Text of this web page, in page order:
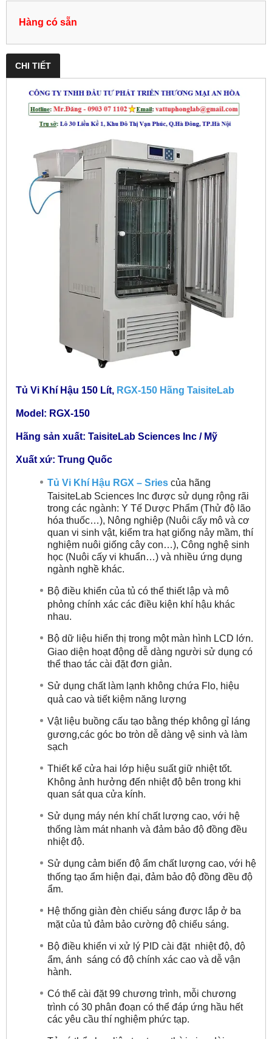
Hàng có sẵn
CHI TIẾT
Tủ Vi Khí Hậu 150 Lít, RGX-150 Hãng TaisiteLab
Model: RGX-150
Hãng sản xuất: TaisiteLab Sciences Inc / Mỹ
Xuất xứ: Trung Quốc
Tủ Vi Khí Hậu RGX – Sries của hãng
TaisiteLab Sciences Inc được sử dụng rộng rãi
trong các ngành: Y Tế Dược Phẩm (Thử độ lão
hóa thuốc…), Nông nghiệp (Nuôi cấy mô và cơ
quan vi sinh vật, kiểm tra hạt giống nảy mầm, thí
nghiệm nuôi giống cây con…), Công nghệ sinh
học (Nuôi cấy vi khuẩn…) và nhiều ứng dụng
ngành nghề khác.
Bộ điều khiển của tủ có thể thiết lập và mô
phỏng chính xác các điều kiện khí hậu khác
nhau.
Bộ dữ liệu hiển thị trong một màn hình LCD lớn.
Giao diện hoạt động dễ dàng người sử dụng có
thể thao tác cài đặt đơn giản.
Sử dụng chất làm lạnh không chứa Flo, hiệu
quả cao và tiết kiệm năng lượng
Vật liệu buồng cấu tạo bằng thép không gỉ láng
gương,các góc bo tròn dễ dàng vệ sinh và làm
sạch
Thiết kế cửa hai lớp hiệu suất giữ nhiệt tốt.
Không ảnh hưởng đến nhiệt độ bên trong khi
quan sát qua cửa kính.
Sử dụng máy nén khí chất lượng cao, với hệ
thống làm mát nhanh và đảm bảo độ đồng đều
nhiệt độ.
Sử dụng cảm biến độ ẩm chất lượng cao, với hệ
thống tạo ẩm hiện đại, đảm bảo độ đồng đều độ
ẩm.
Hệ thống giàn đèn chiếu sáng được lắp ở ba
mặt của tủ đảm bảo cường độ chiếu sáng.
Bộ điều khiển vi xử lý PID cài đặt nhiệt độ, độ
ẩm, ánh sáng có độ chính xác cao và dễ vận
hành.
Có thể cài đặt 99 chương trình, mỗi chương
trình có 30 phân đoạn có thể đáp ứng hầu hết
các yêu cầu thí nghiệm phức tạp.